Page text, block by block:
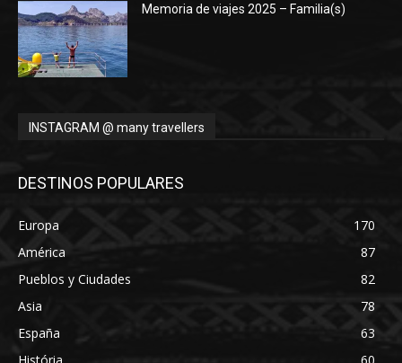
Memoria de viajes 2025 – Familia(s)
INSTAGRAM @ many travellers
DESTINOS POPULARES
Europa
170
América
87
Pueblos y Ciudades
82
Asia
78
España
63